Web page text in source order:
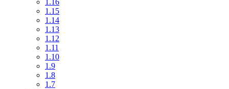
1.16
1.15
1.14
1.13
1.12
1.11
1.10
1.9
1.8
1.7